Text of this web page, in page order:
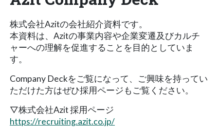
株式会社Azitの会社紹介資料です。
本資料は、Azitの事業内容や企業変遷及びカルチ
ャーへの理解を促進することを目的としていま
す。
Company Deckをご覧になって、ご興味を持ってい
ただけた方はぜひ採用ページもご覧ください。
▽株式会社Azit 採用ページ
https://recruiting.azit.co.jp/